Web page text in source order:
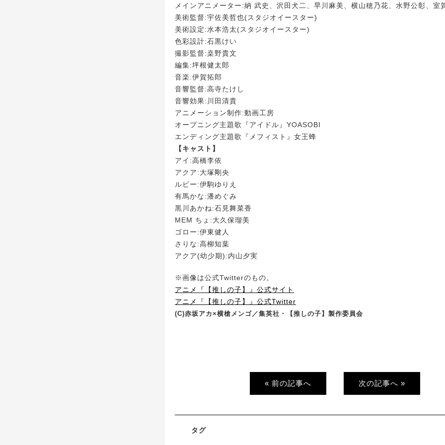
メインアニメーター:納 武史、沢田犬二、早川麻美、横山穂乃花、水野公彰、室
美術監督:宇佐美哲也(スタジオイースター)
美術設定:水本浩太(スタジオイースター)
色彩設計:石黒けい
撮影監督:桒野貴文
編集:坪根健太郎
音楽:伊賀拓郎
音響監督:高寺たけし
音響効果:川田清貴
アニメーション制作:動画工房
オープニング主題歌『アイドル』YOASOBI
エンディング主題歌『メフィスト』女王蜂
【キャスト】
アイ:高橋李依
アクア:大塚剛央
ルビー:伊駒ゆりえ
有馬かな:潘めぐみ
黒川あかね:石見舞菜香
MEM ちょ:大久保瑠美
ゴロー:伊東健人
さりな:高柳知葉
アクア(幼少期):内山夕実
※画像は公式Twitterのもの。
アニメ『【推しの子】』公式サイト
アニメ『【推しの子】』公式Twitter
(C)赤坂アカ×横槍メンゴ／集英社・【推しの子】製作委員会
« 前の記事へ 次の記事へ »
タグ